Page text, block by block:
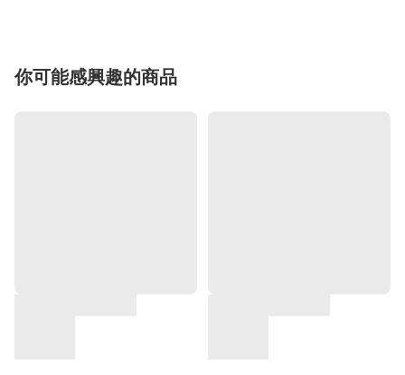
你可能感興趣的商品